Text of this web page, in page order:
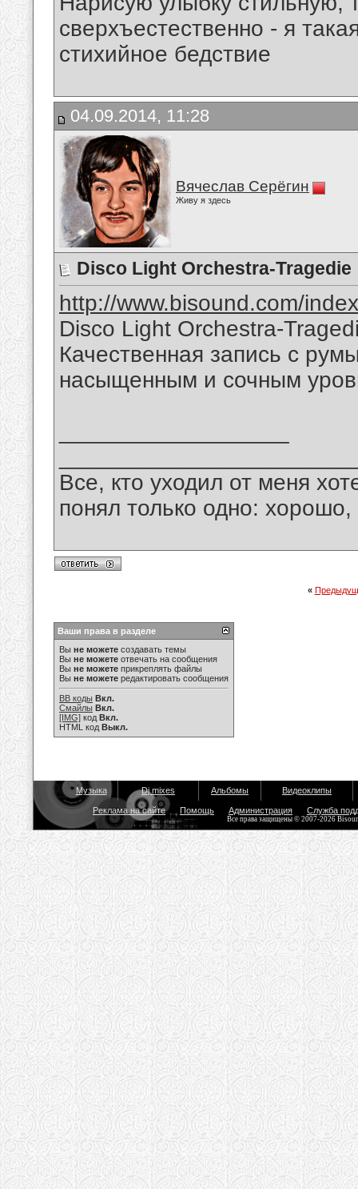
сверхъестественно - я
стихийное бедствие
04.09.2014, 11:28
Вячеслав Серёгин
Живу я здесь
Disco Light Orchestra-Tragedie
http://www.bisound.com/
Disco Light Orchestra-
Качественная запись с
насыщенным и сочным
Все, кто уходил от меня
понял только одно:
«
Ваши права в разделе
Вы не можете создавать темы
Вы не можете отвечать на сообщения
Вы не можете прикреплять файлы
Вы не можете редактировать сообщения
BB коды Вкл.
Смайлы Вкл.
[IMG] код Вкл.
HTML код Выкл.
Музыка Dj mixes Альбомы Видеоклипы
Реклама на сайте Помощь Администрация Служба
Все права защищены © 2007-2026